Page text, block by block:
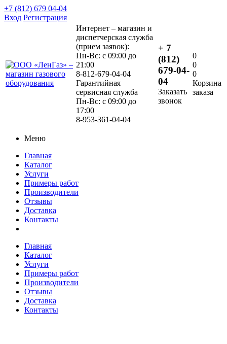
+7 (812) 679 04-04
Вход Регистрация
Интернет – магазин и
диспетчерская служба
(прием заявок):
Пн-Вс: с 09:00 до
21:00
8-812-679-04-04
Гарантийная
сервисная служба
Пн-Вс: с 09:00 до
17:00
8-953-361-04-04
+ 7
(812)
679-04-
04
Заказать
звонок
0
0
0
Корзина
заказа
Меню
Главная
Каталог
Услуги
Примеры работ
Производители
Отзывы
Доставка
Контакты
Главная
Каталог
Услуги
Примеры работ
Производители
Отзывы
Доставка
Контакты